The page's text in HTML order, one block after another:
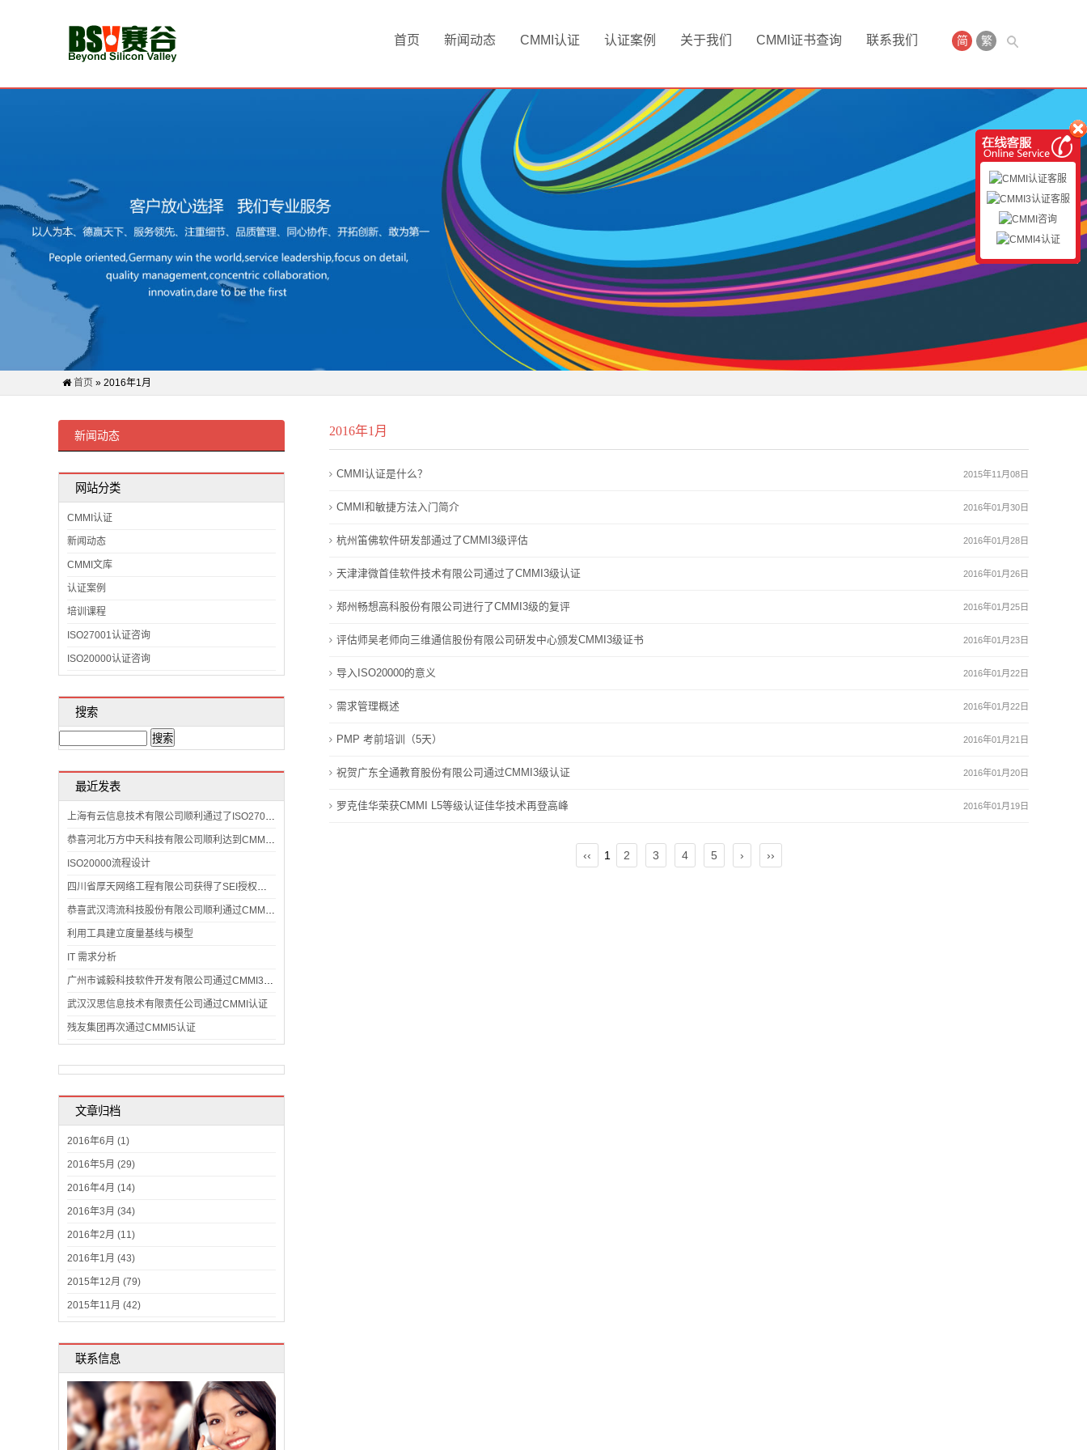
简 繁
首页 新闻动态 CMMI认证 认证案例 关于我们 CMMI证书查询 联系我们
首页 » 2016年1月
新闻动态
网站分类
CMMI认证
新闻动态
CMMI文库
认证案例
培训课程
ISO27001认证咨询
ISO20000认证咨询
搜索
最近发表
ISO20000流程设计
利用工具建立度量基线与模型
IT 需求分析
武汉汉思信息技术有限责任公司通过CMMI认证
残友集团再次通过CMMI5认证
文章归档
2016年6月 (1)
2016年5月 (29)
2016年4月 (14)
2016年3月 (34)
2016年2月 (11)
2016年1月 (43)
2015年12月 (79)
2015年11月 (42)
联系信息
2016年1月
2015年11月08日
CMMI认证是什么？
2016年01月30日
CMMI和敏捷方法入门简介
2016年01月28日
杭州笛佛软件研发部通过了CMMI3级评估
2016年01月26日
天津津微首佳软件技术有限公司通过了CMMI3级认证
2016年01月25日
郑州畅想高科股份有限公司进行了CMMI3级的复评
2016年01月23日
评估师吴老师向三维通信股份有限公司研发中心颁发CMMI3级证书
2016年01月22日
导入ISO20000的意义
2016年01月22日
需求管理概述
2016年01月21日
PMP 考前培训（5天）
2016年01月20日
祝贺广东全通教育股份有限公司通过CMMI3级认证
2016年01月19日
罗克佳华荣获CMMI L5等级认证佳华技术再登高峰
‹‹ 1 2 3 4 5 › ››
新
态
认
案